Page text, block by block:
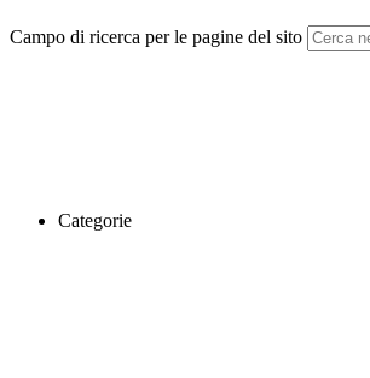
Campo di ricerca per le pagine del sito
Categorie